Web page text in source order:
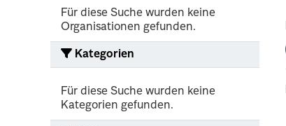
Für diese Suche wurden keine
Organisationen gefunden.
Kategorien
Für diese Suche wurden keine
Kategorien gefunden.